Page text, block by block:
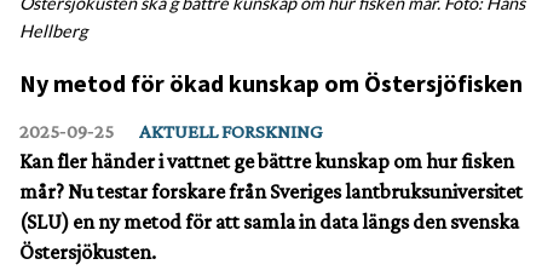
Hellberg
Ny metod för ökad kunskap om Östersjöfisken
2025‑09‑25 AKTUELL FORSKNING
Kan fler händer i vattnet ge bättre kunskap om hur fisken
mår? Nu testar forskare från Sveriges lantbruksuniversitet
(SLU) en ny metod för att samla in data längs den svenska
Östersjökusten.